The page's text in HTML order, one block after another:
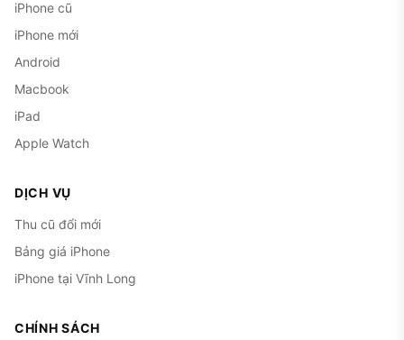
iPhone cũ
iPhone mới
Android
Macbook
iPad
Apple Watch
DỊCH VỤ
Thu cũ đổi mới
Bảng giá iPhone
iPhone tại Vĩnh Long
CHÍNH SÁCH